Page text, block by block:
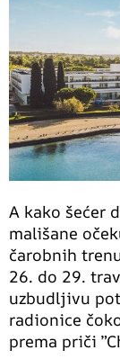
A kako šećer
mališane
čarobnih
26. do 29.
uzbudljivu
radionice
prema priči